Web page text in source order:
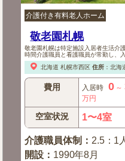
介護付き有料老人ホーム
敬老園札幌
敬老園札幌は特定施設入居者生活介
時間介護職員と看護職員が常勤し、
北海道 札幌市西区 住所： 北海
費用 入居時 0～
万円
空室状況 1〜4室
介護職員体制 ： 2.5：1
開設 ： 1990年8月